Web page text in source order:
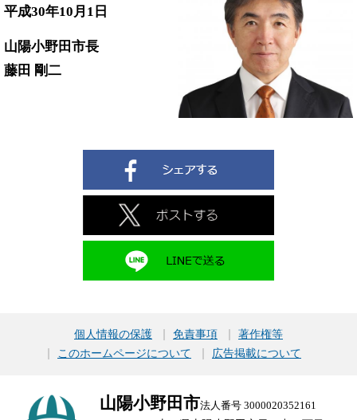
平成30年10月1日
山陽小野田市長
藤田 剛二
個人情報の保護 免責事項
著作権等
このホームページについて
広告掲載について
山陽小野田市法人番号 3000020352161